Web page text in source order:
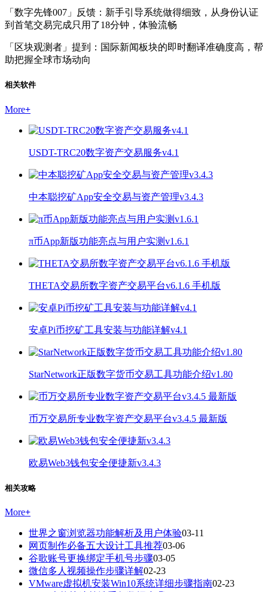
「数字先锋007」反馈：新手引导系统做得细致，从身份认证
到首笔交易完成只用了18分钟，体验流畅
「区块观测者」提到：国际新闻板块的即时翻译准确度高，帮
助把握全球市场动向
相关软件
More+
USDT-TRC20数字资产交易服务v4.1
中本聪挖矿App安全交易与资产管理v3.4.3
π币App新版功能亮点与用户实测v1.6.1
THETA交易所数字资产交易平台v6.1.6 手机版
安卓Pi币挖矿工具安装与功能详解v4.1
StarNetwork正版数字货币交易工具功能介绍v1.80
币万交易所专业数字资产交易平台v3.4.5 最新版
欧易Web3钱包安全便捷新v3.4.3
相关攻略
More+
世界之窗浏览器功能解析及用户体验03-11
网页制作必备五大设计工具推荐03-06
谷歌账号更换绑定手机号步骤03-05
微信多人视频操作步骤详解02-23
VMware虚拟机安装Win10系统详细步骤指南02-23